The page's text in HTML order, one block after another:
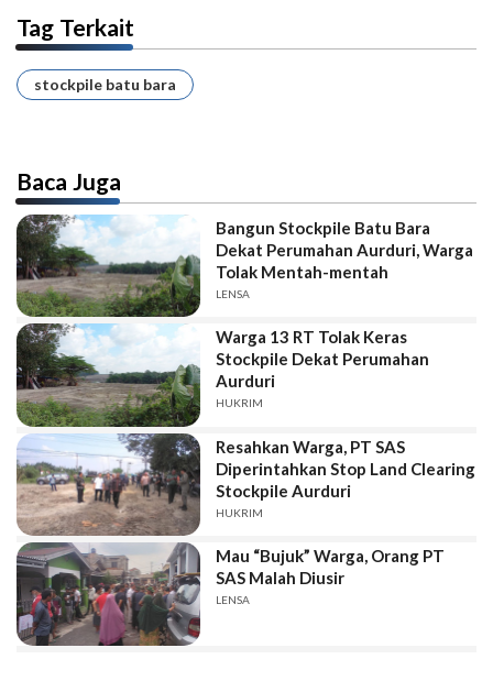
Tag Terkait
stockpile batu bara
Baca Juga
Bangun Stockpile Batu Bara
Dekat Perumahan Aurduri, Warga
Tolak Mentah-mentah
LENSA
Warga 13 RT Tolak Keras
Stockpile Dekat Perumahan
Aurduri
HUKRIM
Resahkan Warga, PT SAS
Diperintahkan Stop Land Clearing
Stockpile Aurduri
HUKRIM
Mau “Bujuk” Warga, Orang PT
SAS Malah Diusir
LENSA